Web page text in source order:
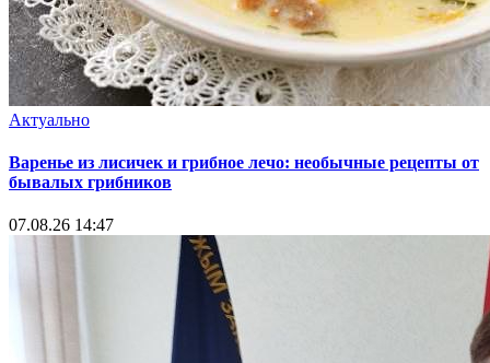
Актуально
Варенье из лисичек и грибное лечо: необычные рецепты от
бывалых грибников
07.08.26 14:47